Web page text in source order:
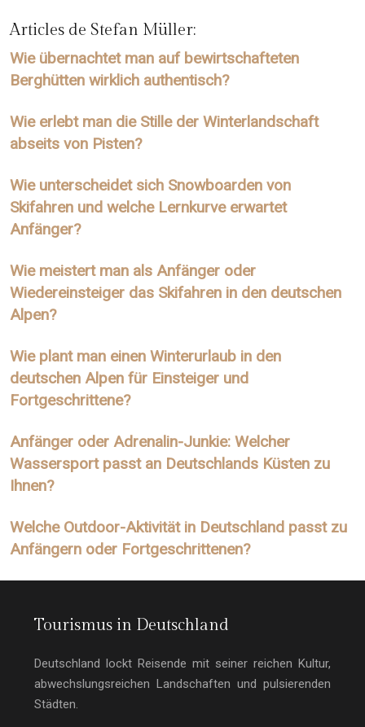
Articles de Stefan Müller:
Wie übernachtet man auf bewirtschafteten
Berghütten wirklich authentisch?
Wie erlebt man die Stille der Winterlandschaft
abseits von Pisten?
Wie unterscheidet sich Snowboarden von
Skifahren und welche Lernkurve erwartet
Anfänger?
Wie meistert man als Anfänger oder
Wiedereinsteiger das Skifahren in den deutschen
Alpen?
Wie plant man einen Winterurlaub in den
deutschen Alpen für Einsteiger und
Fortgeschrittene?
Anfänger oder Adrenalin-Junkie: Welcher
Wassersport passt an Deutschlands Küsten zu
Ihnen?
Welche Outdoor-Aktivität in Deutschland passt zu
Anfängern oder Fortgeschrittenen?
Tourismus in Deutschland
Deutschland lockt Reisende mit seiner reichen Kultur,
abwechslungsreichen Landschaften und pulsierenden
Städten.